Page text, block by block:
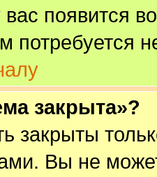
вас появится
потребуется
закрыта»?
закрыты
Вы не